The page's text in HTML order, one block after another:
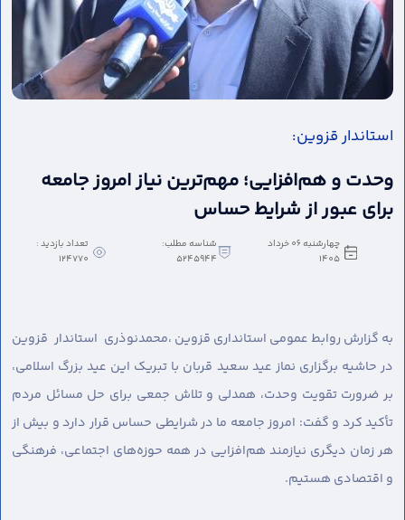
استاندار قزوین:
وحدت و هم‌افزایی؛ مهم‌ترین نیاز امروز جامعه
برای عبور از شرایط حساس
چهارشنبه 06 خرداد
1405
شناسه مطلب:
5245944
تعداد بازدید :
124770
به گزارش روابط عمومی استانداری قزوین ،محمدنوذری استاندار قزوین
در حاشیه برگزاری نماز عید سعید قربان با تبریک این عید بزرگ اسلامی،
بر ضرورت تقویت وحدت، همدلی و تلاش جمعی برای حل مسائل مردم
تأکید کرد و گفت: امروز جامعه ما در شرایطی حساس قرار دارد و بیش از
هر زمان دیگری نیازمند هم‌افزایی در همه حوزه‌های اجتماعی، فرهنگی
و اقتصادی هستیم.